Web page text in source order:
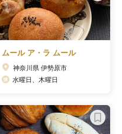
ムール ア・ラ ムール
神奈川県 伊勢原市
水曜日、木曜日